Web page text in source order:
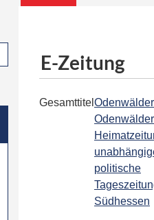
E-Zeitung
Gesamttitel
Odenwälder
politische
Südhessen